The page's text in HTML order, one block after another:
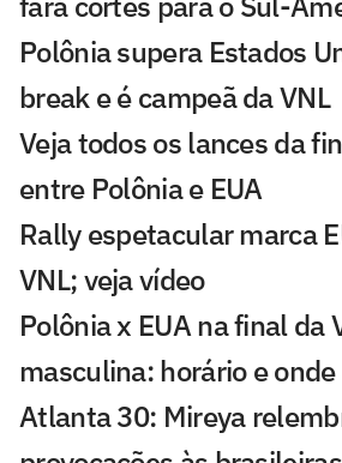
Polônia supera Estados
break e é campeã da VNL
Veja todos os lances da
entre Polônia e EUA
Rally espetacular marca
VNL; veja vídeo
Polônia x EUA na final da
masculina: horário e
Atlanta 30: Mireya